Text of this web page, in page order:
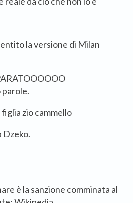
la versione di Milan
parole.
zio cammello
Dzeko.
è la sanzione comminata al